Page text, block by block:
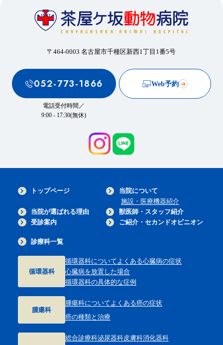
〒464-0003 名古屋市千種区新西1丁目1番5号
052-773-1866
電話受付時間／
9:00 - 17:30(無休)
Web予約
トップページ
当院について
施設・医療機器紹介
当院が選ばれる理由
獣医師・スタッフ紹介
受診案内
ご紹介・セカンドオピニオン
診療科一覧
循環器科
循環器科についてよくある心臓病の症状
心臓病を放置した場合
循環器科の具体的な症例
腫瘍科
腫瘍科についてよくある癌の症状
癌の種類と治療
総合診療科泌尿器科皮膚科消化器科